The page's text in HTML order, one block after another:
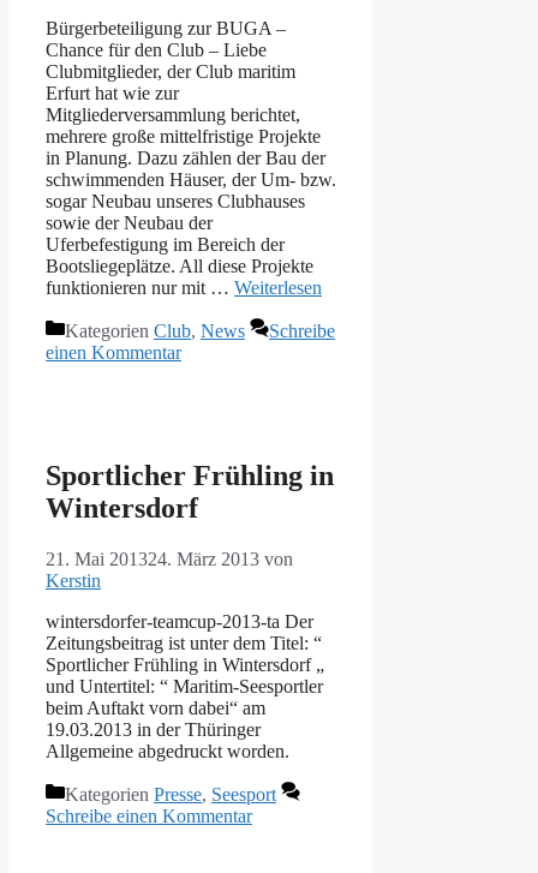
Bürgerbeteiligung zur BUGA –
Chance für den Club – Liebe
Clubmitglieder, der Club maritim
Erfurt hat wie zur
Mitgliederversammlung berichtet,
mehrere große mittelfristige Projekte
in Planung. Dazu zählen der Bau der
schwimmenden Häuser, der Um- bzw.
sogar Neubau unseres Clubhauses
sowie der Neubau der
Uferbefestigung im Bereich der
Bootsliegeplätze. All diese Projekte
funktionieren nur mit … Weiterlesen
Kategorien Club, News
Schreibe
einen Kommentar
Sportlicher Frühling in
Wintersdorf
21. Mai 201324. März 2013 von
Kerstin
wintersdorfer-teamcup-2013-ta Der
Zeitungsbeitrag ist unter dem Titel: “
Sportlicher Frühling in Wintersdorf „
und Untertitel: “ Maritim-Seesportler
beim Auftakt vorn dabei“ am
19.03.2013 in der Thüringer
Allgemeine abgedruckt worden.
Kategorien Presse, Seesport
Schreibe einen Kommentar